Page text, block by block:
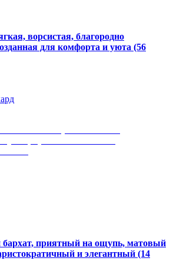
ворсистая, благородно
для комфорта и уюта (56
бархат, приятный на ощупь, матовый
и элегантный (14